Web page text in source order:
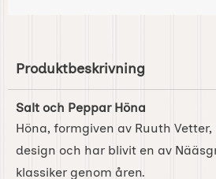
Produktbeskrivning
Salt och Peppar Höna
Höna, formgiven av Ruuth
design och har blivit en av
klassiker genom åren.